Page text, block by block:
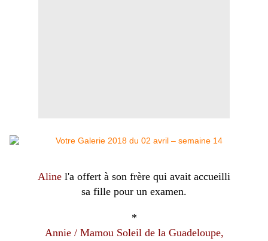
Aline l'a offert à son frère qui avait accueilli
sa fille pour un examen.
*
Annie / Mamou Soleil de la Guadeloupe,